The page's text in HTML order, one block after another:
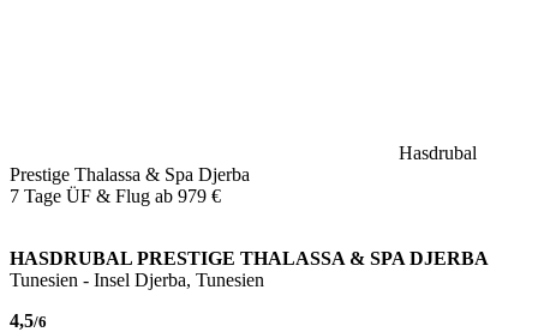
Hasdrubal
Prestige Thalassa & Spa Djerba
7 Tage ÜF & Flug ab 979 €
HASDRUBAL PRESTIGE THALASSA & SPA DJERBA
Tunesien - Insel Djerba, Tunesien
4,5/6